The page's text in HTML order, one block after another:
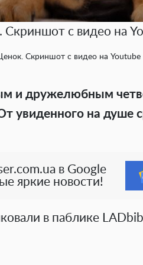
Скриншот с видео на
Скриншот с видео на Youtube
и дружелюбным
увиденного на душе
в Google
яркие новости!
в паблике